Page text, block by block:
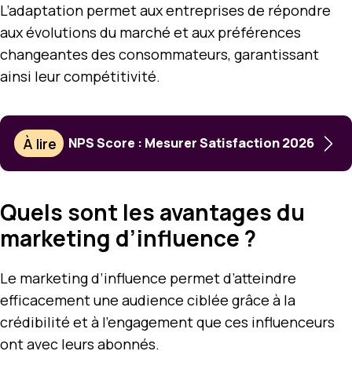
L’adaptation permet aux entreprises de répondre
aux évolutions du marché et aux préférences
changeantes des consommateurs, garantissant
ainsi leur compétitivité.
À lire NPS Score : Mesurer Satisfaction 2026
Quels sont les avantages du
marketing d’influence ?
Le marketing d’influence permet d’atteindre
efficacement une audience ciblée grâce à la
crédibilité et à l’engagement que ces influenceurs
ont avec leurs abonnés.